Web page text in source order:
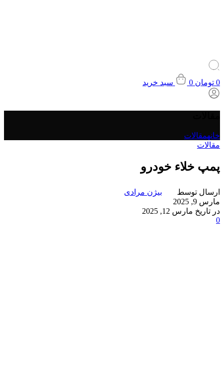
0 تومان 0 سبد خرید
خانهمقالات
مقالات
پمپ خلاء خودرو
ارسال توسط
بیژن مرادی
مارس 9, 2025
در تاریخ مارس 12, 2025
0